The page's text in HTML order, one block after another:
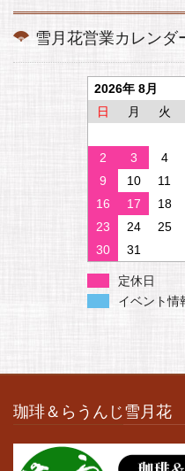
雪月花営業カレンダ
2026年 8月
日
月 火
2
3 4
9
10 11
16
17 18
23
24 25
30
31
定休日
イベント情
珈琲＆らうんじ雪月花